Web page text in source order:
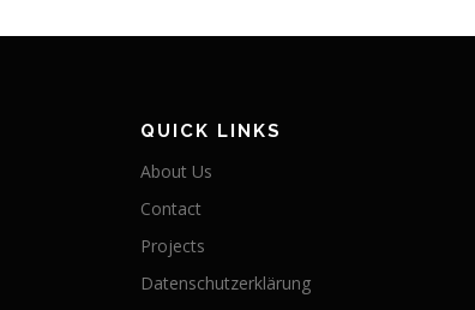
QUICK LINKS
About Us
Contact
Projects
Datenschutzerklärung